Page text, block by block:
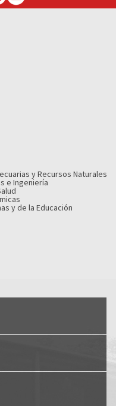
y Recursos Naturales
e Ingeniería
y de la Educación